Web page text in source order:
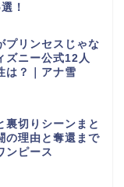
！
プリンセスじゃな
ズニー公式12人
は？｜アナ雪
裏切りシーンまと
の理由と奪還まで
ンピース